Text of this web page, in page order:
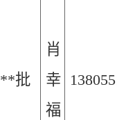
**批
肖
幸
福